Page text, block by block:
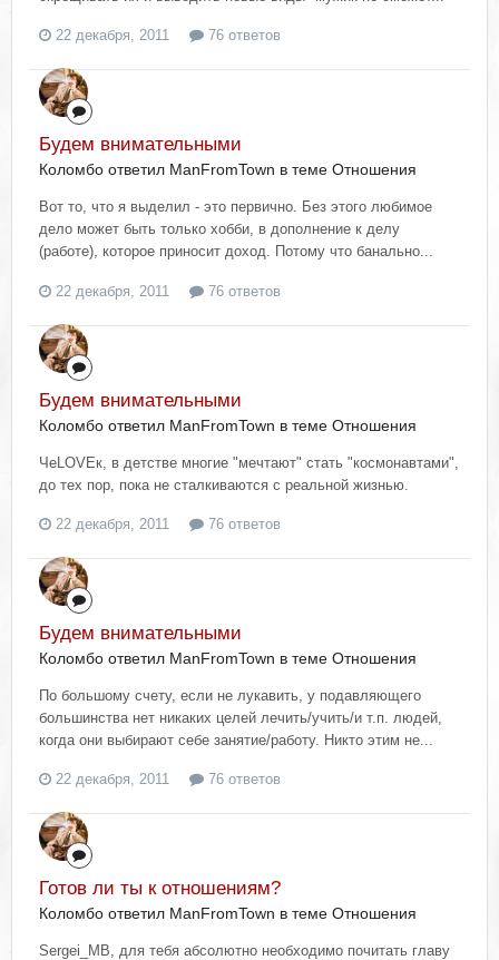
22 декабря, 2011 76 ответов
Будем внимательными
Коломбо ответил ManFromTown в теме Отношения
Вот то, что я выделил - это первично. Без этого любимое
дело может быть только хобби, в дополнение к делу
(работе), которое приносит доход. Потому что банально...
22 декабря, 2011 76 ответов
Будем внимательными
Коломбо ответил ManFromTown в теме Отношения
ЧеLOVEк, в детстве многие "мечтают" стать "космонавтами",
до тех пор, пока не сталкиваются с реальной жизнью.
22 декабря, 2011 76 ответов
Будем внимательными
Коломбо ответил ManFromTown в теме Отношения
По большому счету, если не лукавить, у подавляющего
большинства нет никаких целей лечить/учить/и т.п. людей,
когда они выбирают себе занятие/работу. Никто этим не...
22 декабря, 2011 76 ответов
Готов ли ты к отношениям?
Коломбо ответил ManFromTown в теме Отношения
Sergei_MB, для тебя абсолютно необходимо почитать главу